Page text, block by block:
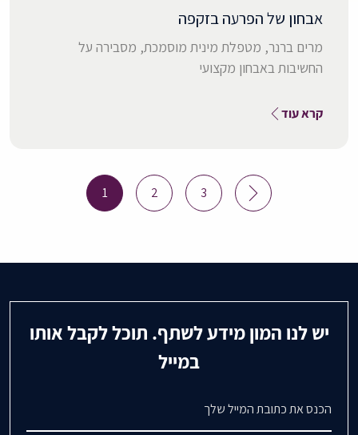
אבחון של הפרעה בזקפה
מרים ברנר, מטפלת מינית מוסמכת, מסבירה על
החשיבות באבחון מקצועי
קרא עוד
Posts
1 2 3
יש לנו המון מידע לשתף. תוכל לקבל אותו
במייל